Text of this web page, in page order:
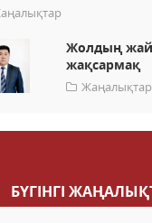
Жолдың
жақсармақ
Жаңалықтар
БҮГІНГI